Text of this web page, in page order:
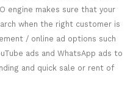
engine makes sure that your
when the right customer is
/ online ad options such
ads and WhatsApp ads to
and quick sale or rent of